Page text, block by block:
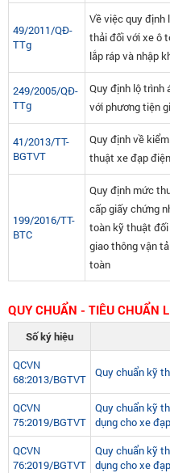
49/2011/QĐ-
TTg
Về việc quy định
thải đối với xe ô
lắp ráp và nhập
249/2005/QĐ-
TTg
Quy định lộ trình
với phương tiện
41/2013/TT-
BGTVT
Quy định về
thuật xe đạp điện
199/2016/TT-
BTC
Quy định mức
cấp giấy chứng
toàn kỹ thuật
giao thông vận
toàn
QUY CHUẨN - TIÊU CHUẨN
Số ký hiệu
QCVN
68:2013/BGTVT
Quy chuẩn kỹ
QCVN
75:2019/BGTVT
Quy chuẩn kỹ
dụng cho xe
QCVN
76:2019/BGTVT
Quy chuẩn kỹ
dụng cho xe